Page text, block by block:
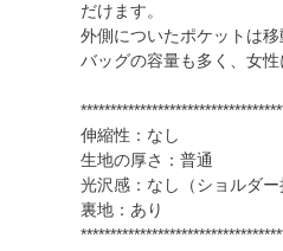
だけます。
外側についたポケットは
バッグの容量も多く、女
伸縮性：なし
生地の厚さ：普通
光沢感：なし（ショルダ
裏地：あり